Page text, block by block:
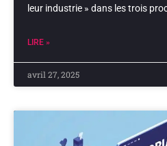
leur industrie » dans les trois
LIRE »
avril 27, 2025